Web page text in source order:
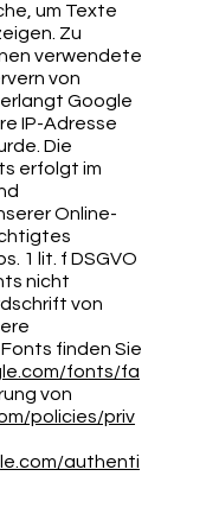
um Texte
Zu
verwendete
von
Google
IP-Adresse
Die
erfolgt im
Online-
1 lit. f DSGVO
nicht
von
finden Sie
fonts/fa
von
policies/priv
authenti